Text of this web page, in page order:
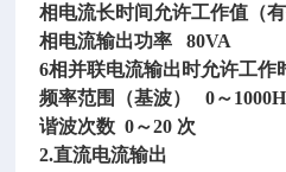
相电流长时间允许工作值（有
相电流输出功率 80VA
6相并联电流输出时允许工作
频率范围（基波）
0～
谐波次数 0～20 次
2.直流电流输出